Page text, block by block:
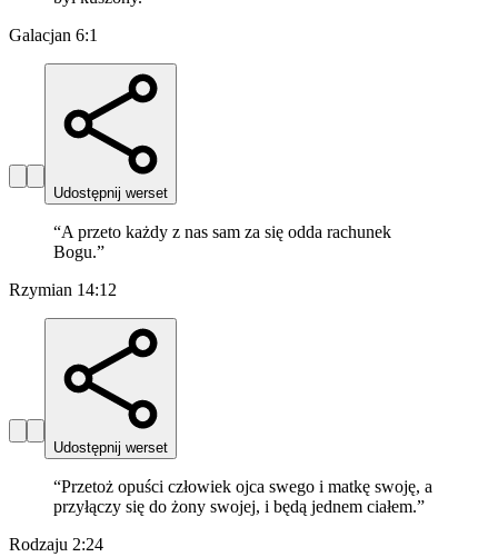
Galacjan 6:1
Udostępnij werset
“A przeto każdy z nas sam za się odda rachunek
Bogu.”
Rzymian 14:12
Udostępnij werset
“Przetoż opuści człowiek ojca swego i matkę swoję, a
przyłączy się do żony swojej, i będą jednem ciałem.”
Rodzaju 2:24